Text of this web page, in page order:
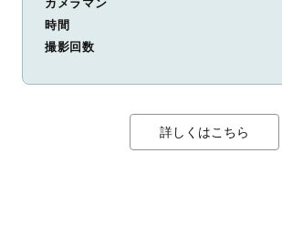
カメラマン
時間
撮影回数
詳しくはこちら